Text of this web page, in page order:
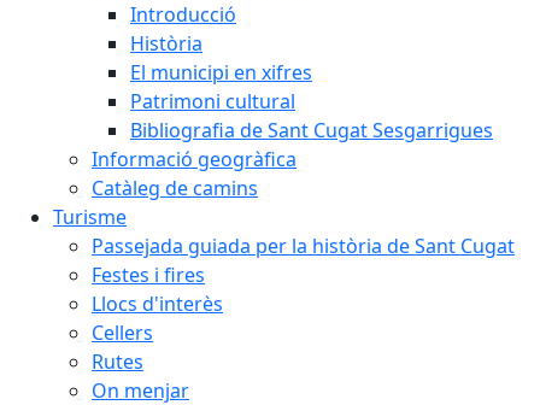
Introducció
Història
El municipi en xifres
Patrimoni cultural
Bibliografia de Sant Cugat Sesgarrigues
Informació geogràfica
Catàleg de camins
Turisme
Passejada guiada per la història de Sant Cugat
Festes i fires
Llocs d'interès
Cellers
Rutes
On menjar